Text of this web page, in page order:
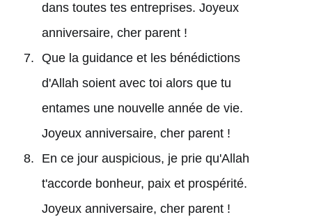
dans toutes tes entreprises. Joyeux
anniversaire, cher parent !
Que la guidance et les bénédictions
d'Allah soient avec toi alors que tu
entames une nouvelle année de vie.
Joyeux anniversaire, cher parent !
En ce jour auspicious, je prie qu'Allah
t'accorde bonheur, paix et prospérité.
Joyeux anniversaire, cher parent !